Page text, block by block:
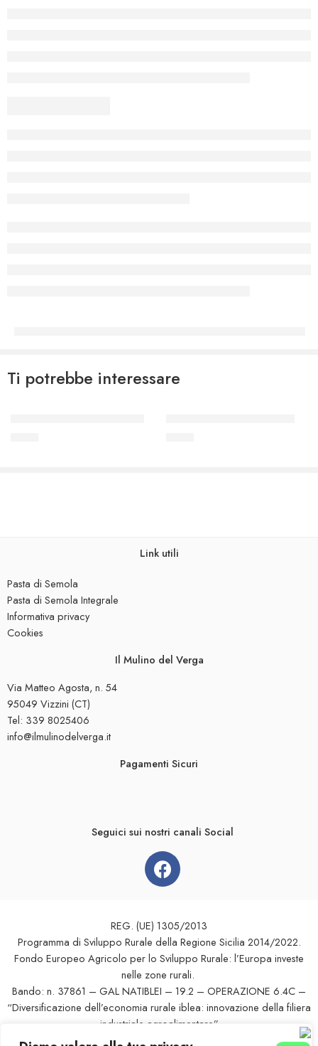
Ti potrebbe interessare
Link utili
Pasta di Semola
Pasta di Semola Integrale
Informativa privacy
Cookies
Il Mulino del Verga
Via Matteo Agosta, n. 54
95049 Vizzini (CT)
Tel: 339 8025406
info@ilmulinodelverga.it
Pagamenti Sicuri
Seguici sui nostri canali Social
REG. (UE) 1305/2013
Programma di Sviluppo Rurale della Regione Sicilia 2014/2022.
Fondo Europeo Agricolo per lo Sviluppo Rurale: l’Europa investe
nelle zone rurali.
Bando: n. 37861 – GAL NATIBLEI – 19.2 – OPERAZIONE 6.4C –
“Diversificazione dell’economia rurale iblea: innovazione della filiera
industriale agroalimentare”
PROGETTO FINANZIATO DAL G.A.L. NATIBLEI